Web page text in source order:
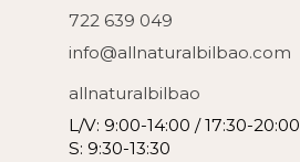
722 639 049
info@allnaturalbilbao.com
allnaturalbilbao
L/V: 9:00-14:00 / 17:30-20:00
S: 9:30-13:30